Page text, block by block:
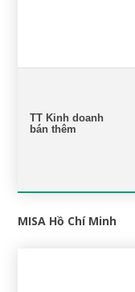
TT Kinh doanh
bán thêm
MISA Hồ Chí Minh